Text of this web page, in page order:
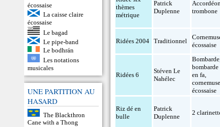
écossaise
La caisse claire
écossaise
Le bagad
Le pipe-band
Le bodhrán
Les notations
musicales
UNE PARTITION AU
HASARD
The Blackthron
Cane with a Thong
thèmes
métrique
Patrick
Duplenne
trombone
Ridées 2004 Traditionnel
écossaise
Ridées 6
Stéven Le
Nahélec
Bombarde
bombarde
en fa,
écossaise
Riz dé en
bulle
Patrick
Duplenne
2